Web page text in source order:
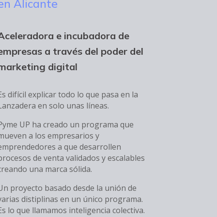
Alicante
e incubadora de
a través del poder del
digital
difícil explicar todo lo que pasa en la
en solo unas líneas.
UP ha creado un programa que
a los empresarios y
a que desarrollen
de venta validados y escalables
una marca sólida.
proyecto basado desde la unión de
distiplinas en un único programa.
lo que llamamos inteligencia colectiva.